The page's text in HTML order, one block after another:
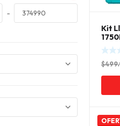
-
Kit
+
$